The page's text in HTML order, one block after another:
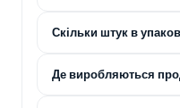
Скільки штук в
Де виробляються